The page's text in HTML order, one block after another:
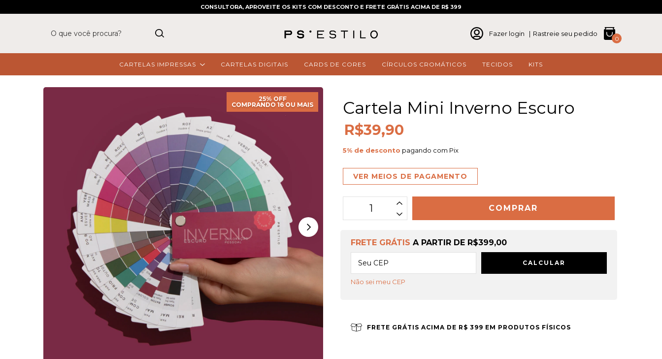
CONSULTORA, APROVEITE OS KITS COM DESCONTO E FRETE GRÁTIS ACIMA DE R$ 399
Fazer login | Rastreie seu pedido
0
CARTELAS IMPRESSAS CARTELAS DIGITAIS CARDS DE CORES CÍRCULOS CROMÁTICOS TECIDOS KITS
25% OFF
COMPRANDO 16 OU MAIS
Cartela Mini Inverno Escuro
R$39,90
5% de desconto pagando com Pix
VER MEIOS DE PAGAMENTO
FRETE GRÁTIS A PARTIR DE R$399,00
CALCULAR
Não sei meu CEP
FRETE GRÁTIS ACIMA DE R$ 399 EM PRODUTOS FÍSICOS